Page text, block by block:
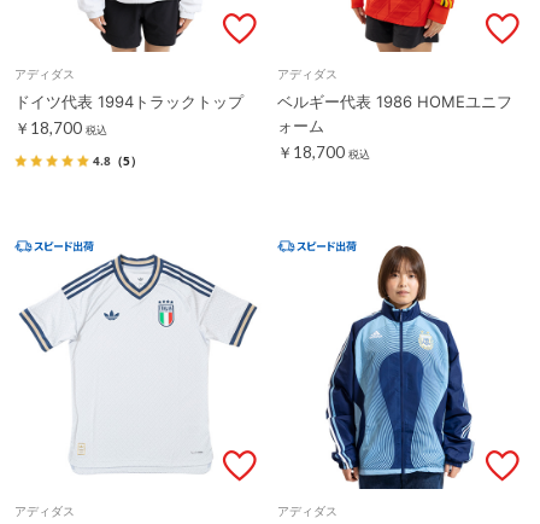
アディダス
ドイツ代表 1994トラックトップ
￥18,700 税込
4.8 （5）
アディダス
ベルギー代表 1986 HOMEユニフ
ォーム
￥18,700 税込
アディダス アディダス